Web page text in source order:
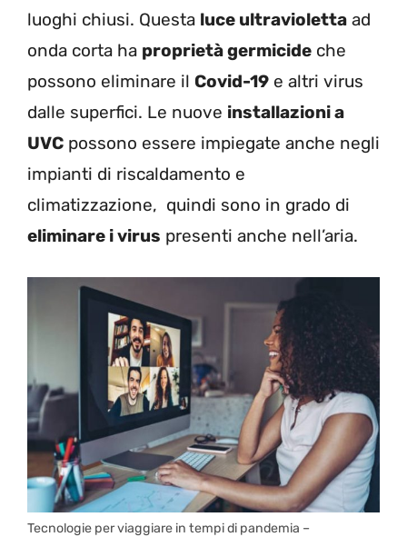
luoghi chiusi. Questa luce ultravioletta ad
onda corta ha proprietà germicide che
possono eliminare il Covid-19 e altri virus
dalle superfici. Le nuove installazioni a
UVC possono essere impiegate anche negli
impianti di riscaldamento e
climatizzazione, quindi sono in grado di
eliminare i virus presenti anche nell’aria.
Tecnologie per viaggiare in tempi di pandemia –